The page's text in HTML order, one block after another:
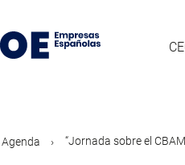
Agenda “Jornada sobre el